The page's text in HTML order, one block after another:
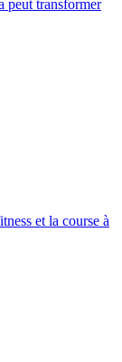
peut transformer
et la course à